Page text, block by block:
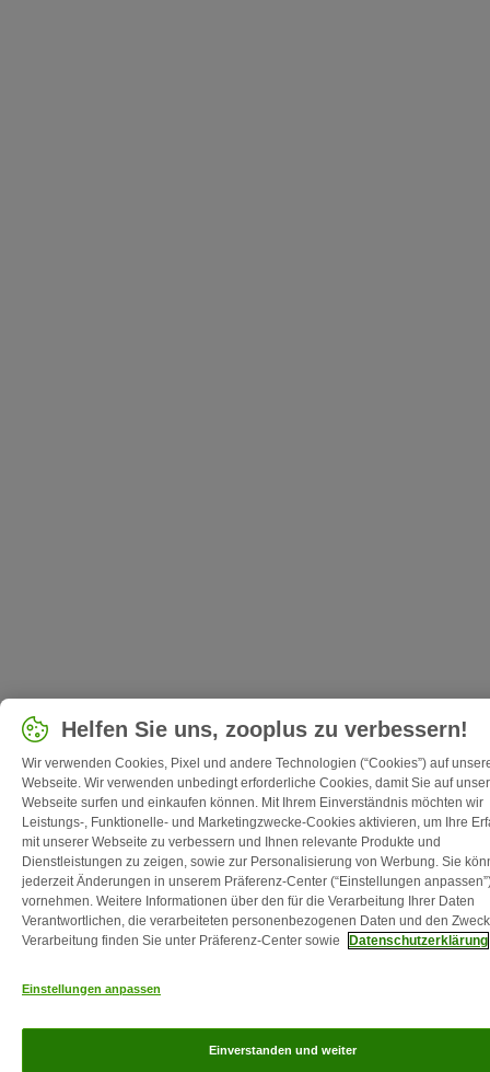
Helfen Sie uns, zooplus zu verbessern!
Wir verwenden Cookies, Pixel und andere Technologien (“Cookies”) auf
Webseite. Wir verwenden unbedingt erforderliche Cookies, damit Sie auf
Webseite surfen und einkaufen können. Mit Ihrem Einverständnis möchten wir
Leistungs-, Funktionelle- und Marketingzwecke-Cookies aktivieren, um Ihre
mit unserer Webseite zu verbessern und Ihnen relevante Produkte und
Dienstleistungen zu zeigen, sowie zur Personalisierung von Werbung. Sie
jederzeit Änderungen in unserem Präferenz-Center (“Einstellungen
vornehmen. Weitere Informationen über den für die Verarbeitung Ihrer Daten
Verantwortlichen, die verarbeiteten personenbezogenen Daten und den
Verarbeitung finden Sie unter Präferenz-Center sowie
Datenschutzerklärung
Einstellungen anpassen
Einverstanden und weiter